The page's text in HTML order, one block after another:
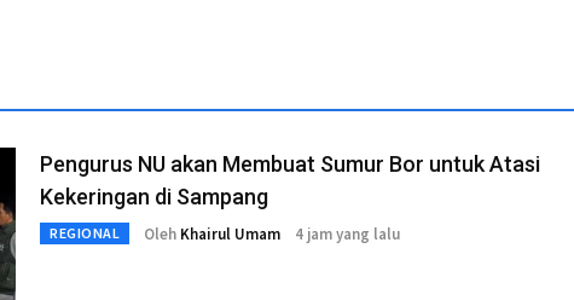
Pengurus NU akan Membuat Sumur Bor untuk Atasi
Kekeringan di Sampang
REGIONAL Oleh Khairul Umam 4 jam yang lalu